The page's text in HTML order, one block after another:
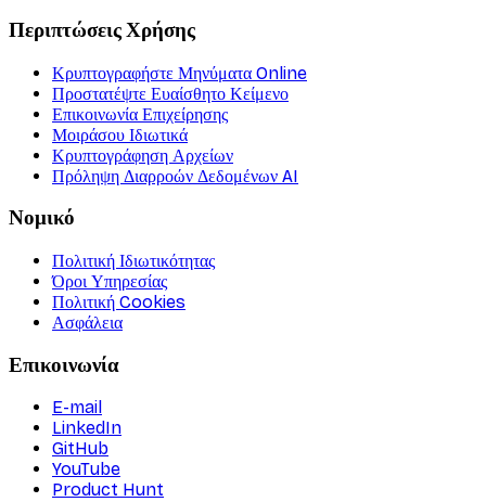
Περιπτώσεις Χρήσης
Κρυπτογραφήστε Μηνύματα Online
Προστατέψτε Ευαίσθητο Κείμενο
Επικοινωνία Επιχείρησης
Μοιράσου Ιδιωτικά
Κρυπτογράφηση Αρχείων
Πρόληψη Διαρροών Δεδομένων AI
Νομικό
Πολιτική Ιδιωτικότητας
Όροι Υπηρεσίας
Πολιτική Cookies
Ασφάλεια
Επικοινωνία
E-mail
LinkedIn
GitHub
YouTube
Product Hunt